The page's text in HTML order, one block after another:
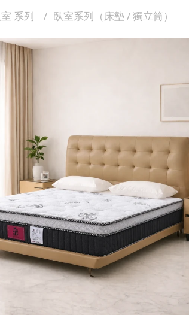
系列 臥室系列（床墊 / 獨立筒）